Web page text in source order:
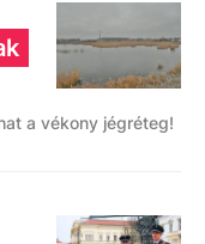
a vékony jégréteg!